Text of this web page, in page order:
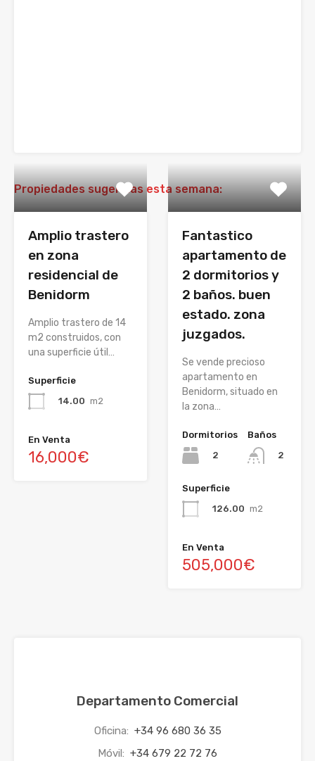
Propiedades sugeridas esta semana:
Amplio trastero
en zona
residencial de
Benidorm
Amplio trastero de 14
m2 construidos, con
una superficie útil…
Superficie
14.00 m2
En Venta
16,000€
Fantastico
apartamento de
2 dormitorios y
2 baños. buen
estado. zona
juzgados.
Se vende precioso
apartamento en
Benidorm, situado en
la zona…
Dormitorios
2
Baños
2
Superficie
126.00 m2
En Venta
505,000€
Departamento Comercial
Oficina: +34 96 680 36 35
Móvil: +34 679 22 72 76